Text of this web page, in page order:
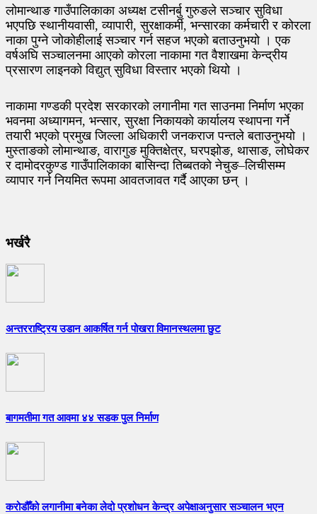
लोमान्थाङ गाउँपालिकाका अध्यक्ष टसीनर्बु गुरुङले सञ्चार सुविधा
भएपछि स्थानीयवासी, व्यापारी, सुरक्षाकर्मी, भन्सारका कर्मचारी र कोरला
नाका पुग्ने जोकोहीलाई सञ्चार गर्न सहज भएको बताउनुभयो । एक
वर्षअघि सञ्चालनमा आएको कोरला नाकामा गत वैशाखमा केन्द्रीय
प्रसारण लाइनको विद्युत् सुविधा विस्तार भएको थियो ।
नाकामा गण्डकी प्रदेश सरकारको लगानीमा गत साउनमा निर्माण भएका
भवनमा अध्यागमन, भन्सार, सुरक्षा निकायको कार्यालय स्थापना गर्ने
तयारी भएको प्रमुख जिल्ला अधिकारी जनकराज पन्तले बताउनुभयो ।
मुस्ताङको लोमान्थाङ, वारागुङ मुक्तिक्षेत्र, घरपझोङ, थासाङ, लोघेकर
र दामोदरकुण्ड गाउँपालिकाका बासिन्दा तिब्बतको नेचुङ–लिचीसम्म
व्यापार गर्न नियमित रूपमा आवतजावत गर्दै आएका छन् ।
भर्खरै
अन्तरराष्ट्रिय उडान आकर्षित गर्न पोखरा विमानस्थलमा छुट
बागमतीमा गत आवमा ४४ सडक पुल निर्माण
करोडौँको लगानीमा बनेका लेदो प्रशोधन केन्द्र अपेक्षाअनुसार सञ्चालन भएन